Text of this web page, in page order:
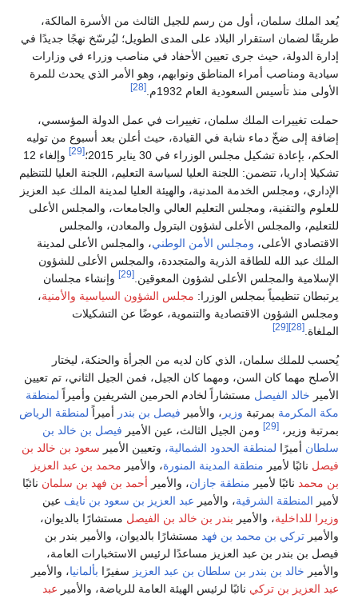
يُعد الملك سلمان، أول من رسم للجيل الثالث من الأسرة المالكة،
طريقًا لضمان استقرار البلاد على المدى الطويل؛ ليُرسّخ نهجًا جديدًا في
إدارة الدولة، حيث جرى تعيين الأحفاد في مناصب وزراء في وزارات
سيادية ومناصب أمراء المناطق ونوابهم، وهو الأمر الذي يحدث للمرة
الأولى منذ تأسيس السعودية العام 1932م.
[28]
حملت تغييرات الملك سلمان، تغييرات في عمل الدولة المؤسسي،
إضافة إلى ضخّ دماء شابة في القيادة، حيث أعلن بعد أسبوع من توليه
الحكم، بإعادة تشكيل مجلس الوزراء في 30 يناير 2015؛
[29]
وإلغاء 12
تشكيلا إداريا، تتضمن: اللجنة العليا لسياسة التعليم، اللجنة العليا للتنظيم
الإداري، ومجلس الخدمة المدنية، والهيئة العليا لمدينة الملك عبد العزيز
للعلوم والتقنية، ومجلس التعليم العالي والجامعات، والمجلس الأعلى
للتعليم، والمجلس الأعلى لشؤون البترول والمعادن، والمجلس
الاقتصادي الأعلى، ومجلس الأمن الوطني، والمجلس الأعلى لمدينة
الملك عبد الله للطاقة الذرية والمتجددة، والمجلس الأعلى للشؤون
الإسلامية والمجلس الأعلى لشؤون المعوقين.[29]
وإنشاء مجلسان
يرتبطان تنظيمياً بمجلس الوزرا: مجلس الشؤون السياسية والأمنية،
ومجلس الشؤون الاقتصادية والتنموية، عوضًا عن التشكيلات
الملغاة.[28]
[29]
يُحسب للملك سلمان، الذي كان لديه من الجرأة والحنكة، ليختار
الأصلح مهما كان السن، ومهما كان الجيل، فمن الجيل الثاني، تم تعيين
الأمير خالد الفيصل مستشاراً لخادم الحرمين الشريفين وأميراً لمنطقة
مكة المكرمة بمرتبة وزير ، والأمير فيصل بن بندر أميراً لمنطقة الرياض
بمرتبة وزير، [29] ومن الجيل الثالث، عين الأمير فيصل بن خالد بن
سلطان أميرًا لمنطقة الحدود الشمالية، وتعيين الأمير سعود بن خالد بن
فيصل نائبًا لأمير منطقة المدينة المنورة، والأمير محمد بن عبد العزيز
بن محمد نائبًا لأمير منطقة جازان، والأمير أحمد بن فهد بن سلمان نائبًا
لأمير المنطقة الشرقية، والأمير عبد العزيز بن سعود بن نايف عين
وزيرا للداخلية، والأمير بندر بن خالد بن الفيصل مستشارًا بالديوان،
والأمير تركي بن محمد بن فهد مستشارًا بالديوان، والأمير بندر بن
فيصل بن بندر بن عبد العزيز مساعدًا لرئيس الاستخبارات العامة،
والأمير خالد بن بندر بن سلطان بن عبد العزيز سفيرًا بألمانيا، والأمير
عبد العزيز بن تركي نائبًا لرئيس الهيئة العامة للرياضة، والأمير عبد